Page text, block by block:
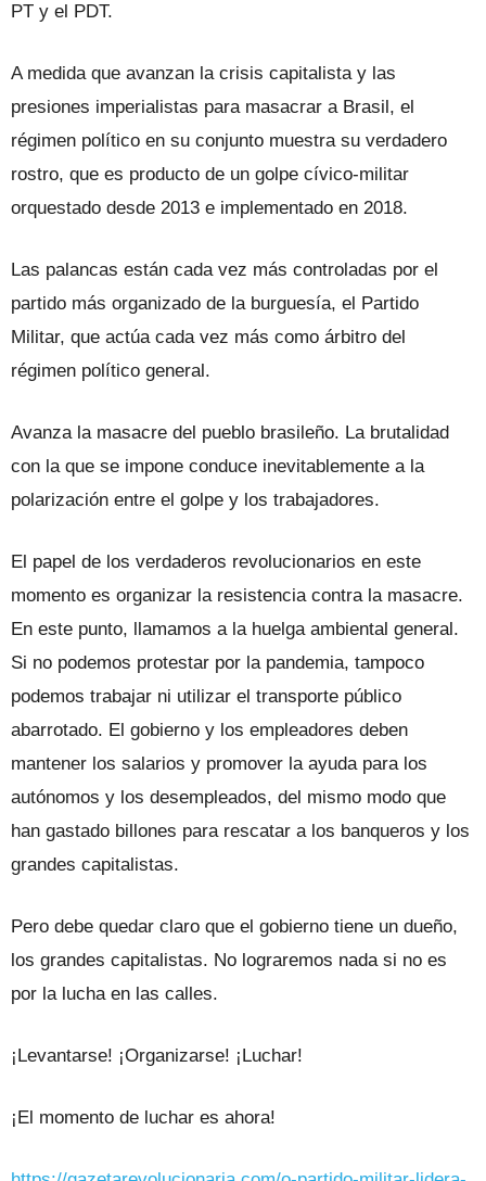
PT y el PDT.
A medida que avanzan la crisis capitalista y las
presiones imperialistas para masacrar a Brasil, el
régimen político en su conjunto muestra su verdadero
rostro, que es producto de un golpe cívico-militar
orquestado desde 2013 e implementado en 2018.
Las palancas están cada vez más controladas por el
partido más organizado de la burguesía, el Partido
Militar, que actúa cada vez más como árbitro del
régimen político general.
Avanza la masacre del pueblo brasileño. La brutalidad
con la que se impone conduce inevitablemente a la
polarización entre el golpe y los trabajadores.
El papel de los verdaderos revolucionarios en este
momento es organizar la resistencia contra la masacre.
En este punto, llamamos a la huelga ambiental general.
Si no podemos protestar por la pandemia, tampoco
podemos trabajar ni utilizar el transporte público
abarrotado. El gobierno y los empleadores deben
mantener los salarios y promover la ayuda para los
autónomos y los desempleados, del mismo modo que
han gastado billones para rescatar a los banqueros y los
grandes capitalistas.
Pero debe quedar claro que el gobierno tiene un dueño,
los grandes capitalistas. No lograremos nada si no es
por la lucha en las calles.
¡Levantarse! ¡Organizarse! ¡Luchar!
¡El momento de luchar es ahora!